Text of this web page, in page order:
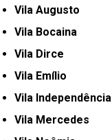
Vila Augusto
Vila Bocaina
Vila Dirce
Vila Emílio
Vila Independência
Vila Mercedes